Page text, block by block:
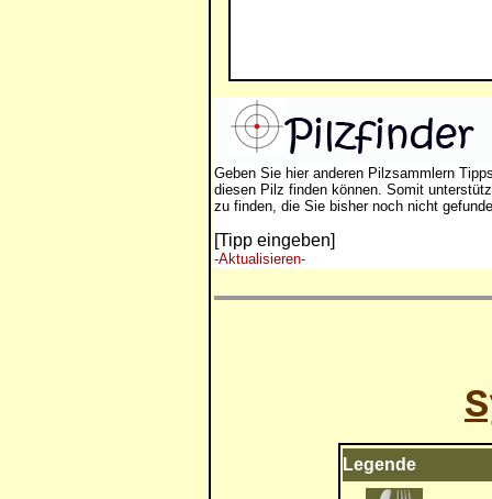
Geben Sie hier anderen Pilzsammlern
diesen Pilz finden können. Somit
zu finden, die Sie bisher noch nicht
[Tipp eingeben]
-Aktualisieren-
Legende